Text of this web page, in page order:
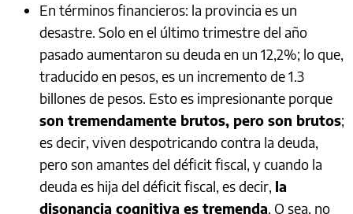
En términos financieros: la provincia es un
desastre. Solo en el último trimestre del año
pasado aumentaron su deuda en un 12,2%; lo que,
traducido en pesos, es un incremento de 1.3
billones de pesos. Esto es impresionante porque
son tremendamente brutos, pero son brutos;
es decir, viven despotricando contra la deuda,
pero son amantes del déficit fiscal, y cuando la
deuda es hija del déficit fiscal, es decir, la
disonancia cognitiva es tremenda. O sea, no